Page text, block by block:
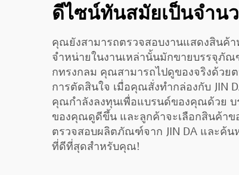
ดีไซน์ทันสมัยเป็นจำน
คุณยังสามารถตรวจสอบงานแสดงสินค้
จำหน่ายในงานเหล่านั้นมักขายบรรจุภั
กทรงกลม คุณสามารถไปดูของจริงด้วย
การตัดสินใจ เมื่อคุณสั่งทำกล่องกับ JIN
คุณกำลังลงทุนเพื่อแบรนด์ของคุณด้วย
ของคุณดูดีขึ้น และลูกค้าจะเลือกสินค้า
ตรวจสอบผลิตภัณฑ์จาก JIN DA และค้น
ที่ดีที่สุดสำหรับคุณ!